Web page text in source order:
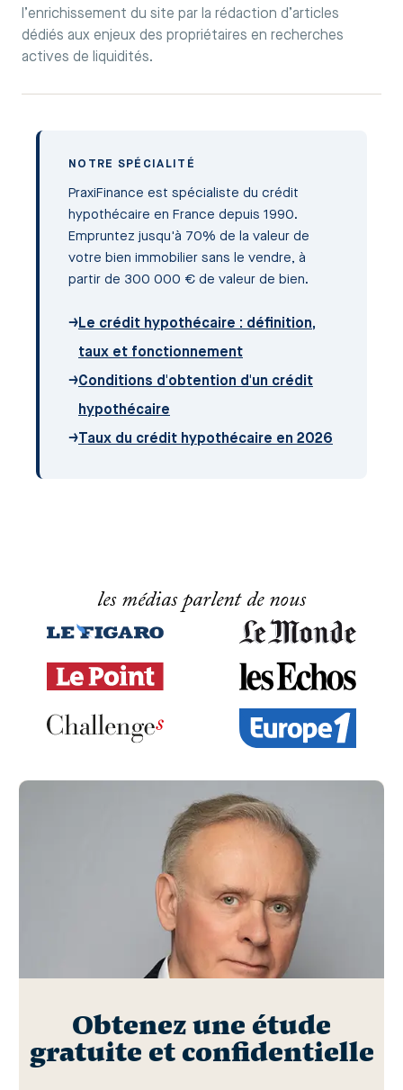
l’enrichissement du site par la rédaction d’articles
dédiés aux enjeux des propriétaires en recherches
actives de liquidités.
NOTRE SPÉCIALITÉ
PraxiFinance est spécialiste du crédit
hypothécaire en France depuis 1990.
Empruntez jusqu'à 70% de la valeur de
votre bien immobilier sans le vendre, à
partir de 300 000 € de valeur de bien.
→Le crédit hypothécaire : définition,
taux et fonctionnement
→Conditions d'obtention d'un crédit
hypothécaire
→Taux du crédit hypothécaire en 2026
les médias parlent de nous
Obtenez une étude
gratuite et confidentielle